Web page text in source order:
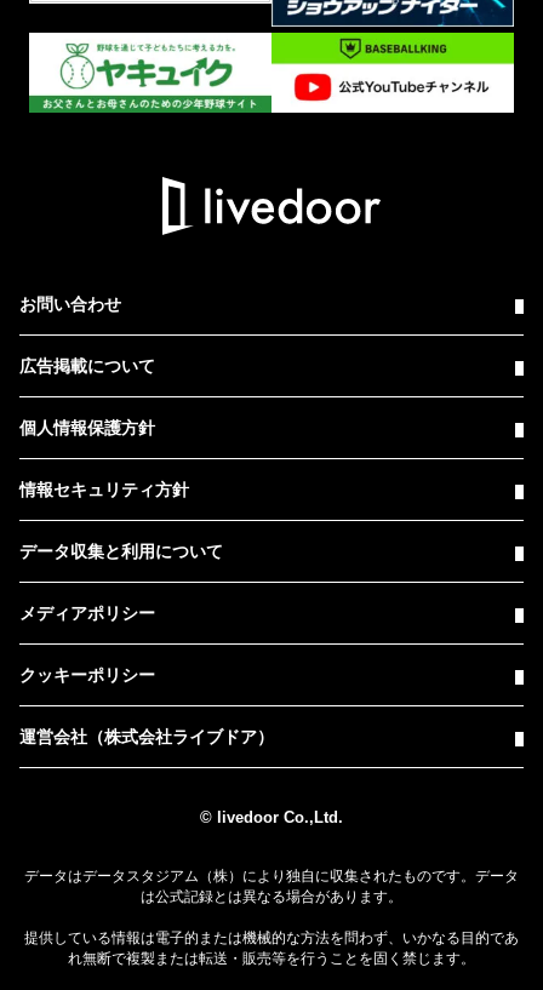
お問い合わせ
広告掲載について
個人情報保護方針
情報セキュリティ方針
データ収集と利用について
メディアポリシー
クッキーポリシー
運営会社（株式会社ライブドア）
© livedoor Co.,Ltd.
データはデータスタジアム（株）により独自に収集されたものです。データ
は公式記録とは異なる場合があります。
提供している情報は電子的または機械的な方法を問わず、いかなる目的であ
れ無断で複製または転送・販売等を行うことを固く禁じます。